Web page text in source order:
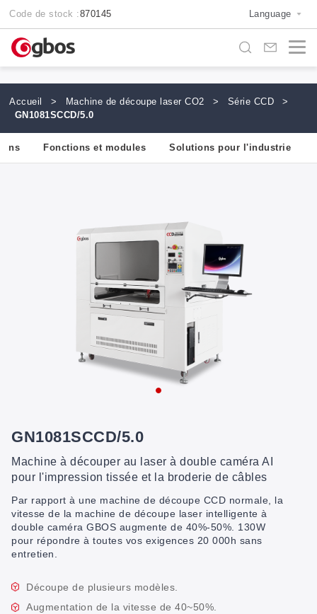
Code de stock :870145 Language
Accueil > Machine de découpe laser CO2 > Série CCD
>
GN1081SCCD/5.0
Fonctions et modules Solutions pour l'industrie
GN1081SCCD/5.0
Machine à découper au laser à double caméra AI
pour l'impression tissée et la broderie de câbles
Par rapport à une machine de découpe CCD normale, la
vitesse de la machine de découpe laser intelligente à
double caméra GBOS augmente de 40%-50%. 130W
pour répondre à toutes vos exigences 20 000h sans
entretien.
Découpe de plusieurs modèles.
Augmentation de la vitesse de 40~50%.